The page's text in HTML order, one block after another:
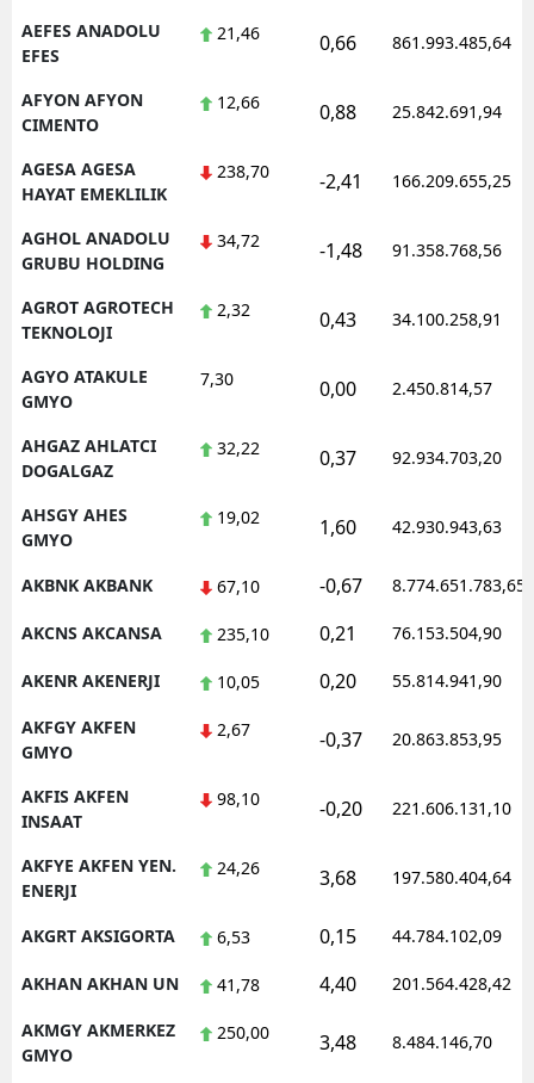
Kars
Kastamonu
Kırklareli
Kırşehir
Kütahya
Kahramanmaraş
Mardin
Muğla
Muş
Nevşehir
Rize
Sakarya
Samsun
Siirt
AEFES ANADOLU
EFES
21,46 0,66 861.993.485,64
AFYON AFYON
CIMENTO
12,66 0,88 25.842.691,94
AGESA AGESA
HAYAT EMEKLILIK
238,70 -2,41 166.209.655,25
AGHOL ANADOLU
GRUBU HOLDING
34,72 -1,48 91.358.768,56
AGROT AGROTECH
TEKNOLOJI
2,32 0,43 34.100.258,91
AGYO ATAKULE
GMYO
7,30 0,00 2.450.814,57
AHGAZ AHLATCI
DOGALGAZ
32,22 0,37 92.934.703,20
AHSGY AHES
GMYO
19,02 1,60 42.930.943,63
AKBNK AKBANK 67,10 -0,67 8.774.651.783,65
AKCNS AKCANSA 235,10 0,21 76.153.504,90
AKENR AKENERJI 10,05 0,20 55.814.941,90
AKFGY AKFEN
GMYO
2,67 -0,37 20.863.853,95
AKFIS AKFEN
INSAAT
98,10 -0,20 221.606.131,10
AKFYE AKFEN YEN.
ENERJI
24,26 3,68 197.580.404,64
AKGRT AKSIGORTA 6,53 0,15 44.784.102,09
AKHAN AKHAN UN 41,78 4,40 201.564.428,42
AKMGY AKMERKEZ
GMYO
250,00 3,48 8.484.146,70